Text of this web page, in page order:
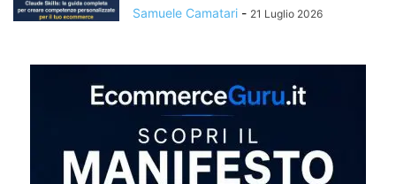
Samuele Camatari - 21 Luglio 2026